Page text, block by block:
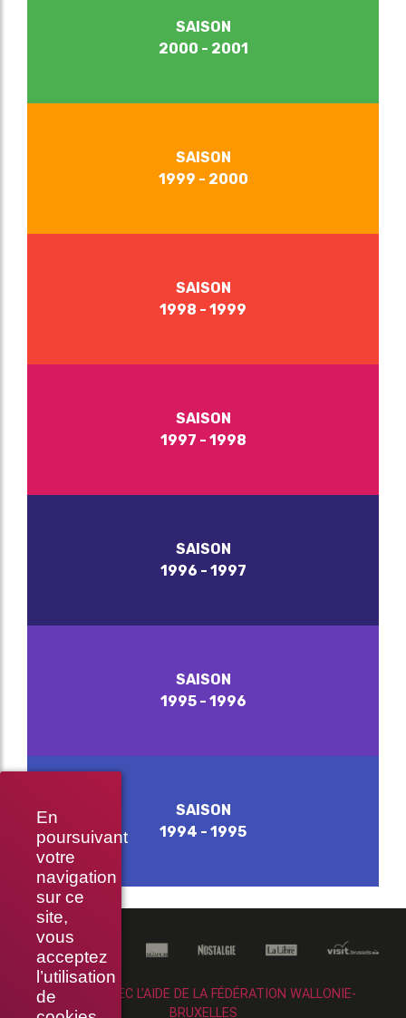
En
poursuivant
votre
navigation
sur ce
site,
vous
acceptez
l’utilisation
de
SAISON
2000 - 2001
SAISON
1999 - 2000
SAISON
1998 - 1999
SAISON
1997 - 1998
SAISON
1996 - 1997
SAISON
1995 - 1996
SAISON
1994 - 1995
RÉALISÉ AVEC L’AIDE DE LA FÉDÉRATION WALLONIE-
BRUXELLES